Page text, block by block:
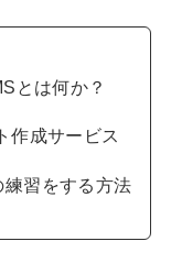
とは何か？
作成サービス
習をする方法